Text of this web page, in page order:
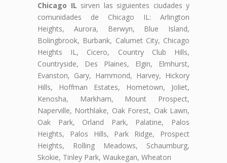
Chicago IL sirven las siguientes ciudades y
comunidades de Chicago IL: Arlington
Heights, Aurora, Berwyn, Blue Island,
Bolingbrook, Burbank, Calumet City, Chicago
Heights IL, Cicero, Country Club Hills,
Countryside, Des Plaines, Elgin, Elmhurst,
Evanston, Gary, Hammond, Harvey, Hickory
Hills, Hoffman Estates, Hometown, Joliet,
Kenosha, Markham, Mount Prospect,
Naperville, Northlake, Oak Forest, Oak Lawn,
Oak Park, Orland Park, Palatine, Palos
Heights, Palos Hills, Park Ridge, Prospect
Heights, Rolling Meadows, Schaumburg,
Skokie, Tinley Park, Waukegan, Wheaton